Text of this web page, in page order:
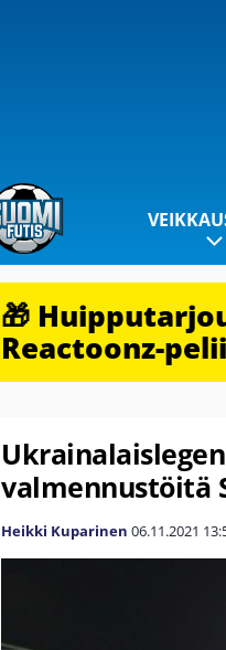
🎁
Reactoonz-
valmennustöitä
Heikki Kuparinen 06.11.2021